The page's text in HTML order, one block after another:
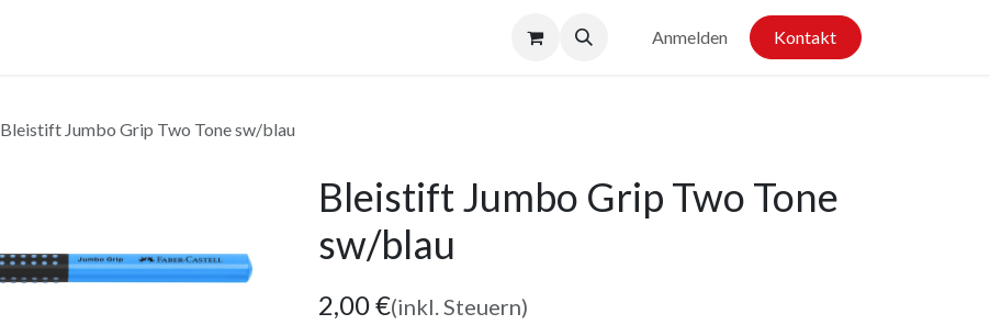
Anmelden Kontakt
Bleistift Jumbo Grip Two Tone sw/blau
Bleistift Jumbo Grip Two Tone
sw/blau
2,00€(inkl. Steuern)